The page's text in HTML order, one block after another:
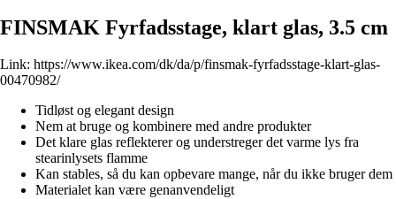
FINSMAK Fyrfadsstage, klart glas, 3.5 cm
Link: https://www.ikea.com/dk/da/p/finsmak-fyrfadsstage-klart-glas-
00470982/
Tidløst og elegant design
Nem at bruge og kombinere med andre produkter
Det klare glas reflekterer og understreger det varme lys fra
stearinlysets flamme
Kan stables, så du kan opbevare mange, når du ikke bruger dem
Materialet kan være genanvendeligt